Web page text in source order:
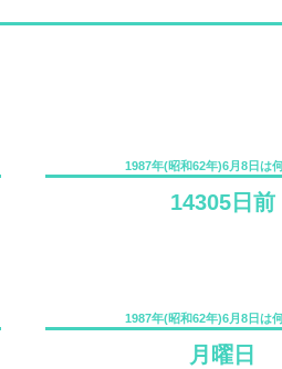
1987年(昭和62年)6月8日は
14305日前
1987年(昭和62年)6月8日は
月曜日